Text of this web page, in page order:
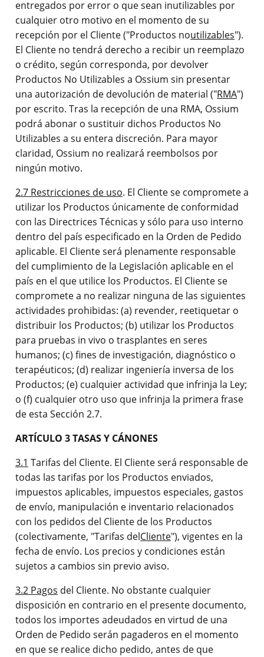
entregados por error o que sean inutilizables por
cualquier otro motivo en el momento de su
recepción por el Cliente ("Productos noutilizables").
El Cliente no tendrá derecho a recibir un reemplazo
o crédito, según corresponda, por devolver
Productos No Utilizables a Ossium sin presentar
una autorización de devolución de material ("RMA")
por escrito. Tras la recepción de una RMA, Ossium
podrá abonar o sustituir dichos Productos No
Utilizables a su entera discreción. Para mayor
claridad, Ossium no realizará reembolsos por
ningún motivo.
2.7 Restricciones de uso. El Cliente se compromete a
utilizar los Productos únicamente de conformidad
con las Directrices Técnicas y sólo para uso interno
dentro del país especificado en la Orden de Pedido
aplicable. El Cliente será plenamente responsable
del cumplimiento de la Legislación aplicable en el
país en el que utilice los Productos. El Cliente se
compromete a no realizar ninguna de las siguientes
actividades prohibidas: (a) revender, reetiquetar o
distribuir los Productos; (b) utilizar los Productos
para pruebas in vivo o trasplantes en seres
humanos; (c) fines de investigación, diagnóstico o
terapéuticos; (d) realizar ingeniería inversa de los
Productos; (e) cualquier actividad que infrinja la Ley;
o (f) cualquier otro uso que infrinja la primera frase
de esta Sección 2.7.
ARTÍCULO 3 TASAS Y CÁNONES
3.1 Tarifas del Cliente. El Cliente será responsable de
todas las tarifas por los Productos enviados,
impuestos aplicables, impuestos especiales, gastos
de envío, manipulación e inventario relacionados
con los pedidos del Cliente de los Productos
(colectivamente, "Tarifas delCliente"), vigentes en la
fecha de envío. Los precios y condiciones están
sujetos a cambios sin previo aviso.
3.2 Pagos del Cliente. No obstante cualquier
disposición en contrario en el presente documento,
todos los importes adeudados en virtud de una
Orden de Pedido serán pagaderos en el momento
en que se realice dicho pedido, antes de que